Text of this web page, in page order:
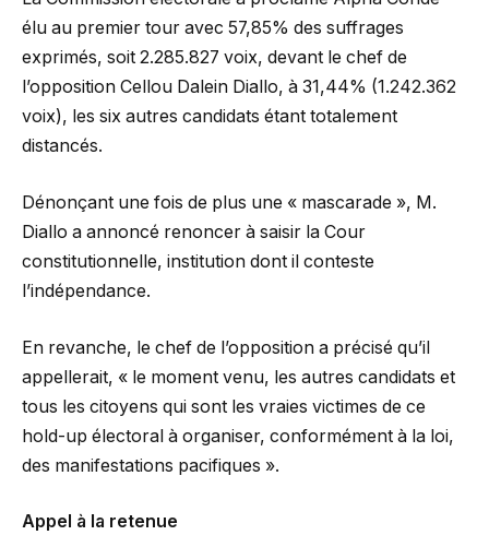
élu au premier tour avec 57,85% des suffrages
exprimés, soit 2.285.827 voix, devant le chef de
l’opposition Cellou Dalein Diallo, à 31,44% (1.242.362
voix), les six autres candidats étant totalement
distancés.
Dénonçant une fois de plus une « mascarade », M.
Diallo a annoncé renoncer à saisir la Cour
constitutionnelle, institution dont il conteste
l’indépendance.
En revanche, le chef de l’opposition a précisé qu’il
appellerait, « le moment venu, les autres candidats et
tous les citoyens qui sont les vraies victimes de ce
hold-up électoral à organiser, conformément à la loi,
des manifestations pacifiques ».
Appel à la retenue